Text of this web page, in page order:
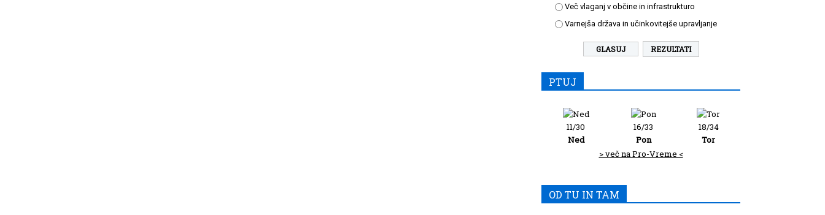
Več vlaganj v občine in infrastrukturo
Varnejša država in učinkovitejše upravljanje
REZULTATI
PTUJ
11/30
Ned
16/33
Pon
18/34
Tor
> več na Pro-Vreme <
OD TU IN TAM